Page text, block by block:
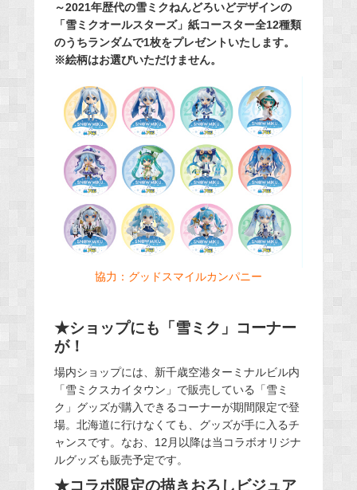
～2021年歴代の雪ミクねんどろいどデザインの
「雪ミクオールスターズ」紙コースター全12種類
のうちランダムで1枚をプレゼントいたします。
※絵柄はお選びいただけません。
協力： グッドスマイルカンパニー
★ショップにも「雪ミク」コーナー
が！
場内ショップには、新千歳空港ターミナルビル内
「雪ミクスカイタウン」で販売している「雪ミ
ク」グッズが購入できるコーナーが期間限定で登
場。北海道に行けなくても、グッズが手に入るチ
ャンスです。なお、12月以降は当コラボオリジナ
ルグッズも販売予定です。
★コラボ限定の描きおろしビジュア